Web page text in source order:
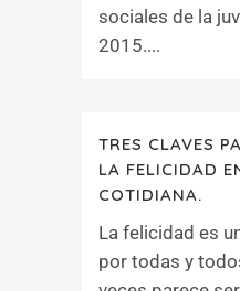
sociales de la
2015....
TRES CLAVES
LA FELICIDAD
COTIDIANA.
La felicidad es
por todas y